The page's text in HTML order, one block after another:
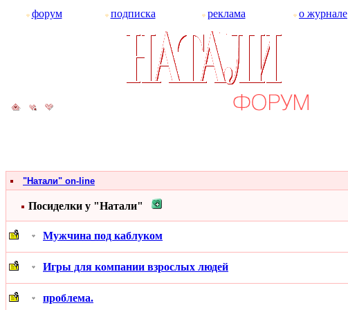
форум подписка реклама о журнале
"Натали" on-line
Посиделки у "Натали"
Мужчина под каблуком
Игры для компании взрослых людей
проблема.